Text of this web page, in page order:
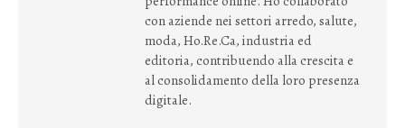
con aziende nei settori arredo, salute,
moda, Ho.Re.Ca, industria ed
editoria, contribuendo alla crescita e
al consolidamento della loro presenza
digitale.